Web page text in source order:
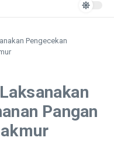
Pengecekan
Pangan